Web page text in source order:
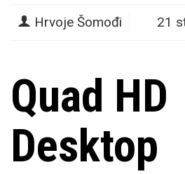
Hrvoje Šomođi 21
Quad HD
Desktop